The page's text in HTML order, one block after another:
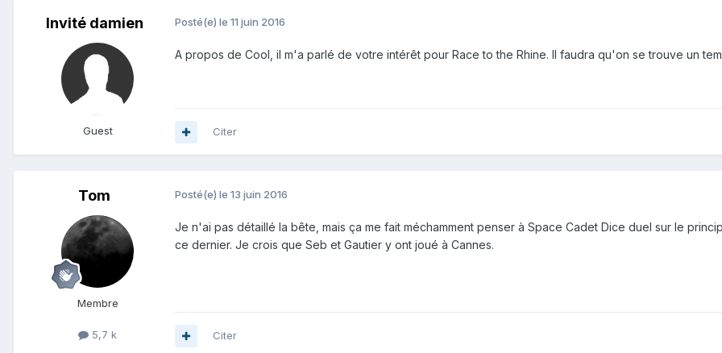
Invité damien
Guest
Posté(e) le 11 juin 2016
A propos de Cool, il m'a parlé de votre intérêt pour Race to the Rhine. Il faudra qu'on se trouve un
Citer
Tom
Membre
5,7 k
Posté(e) le 13 juin 2016
Je n'ai pas détaillé la bête, mais ça me fait méchamment penser à Space Cadet Dice duel sur le
ce dernier. Je crois que Seb et Gautier y ont joué à Cannes.
Citer